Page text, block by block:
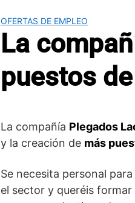
OFERTAS DE EMPLEO
La
puestos
La compañía Plegados
y la creación de más
Se necesita personal
el sector y queréis